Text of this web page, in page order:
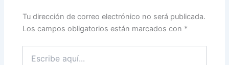
Tu dirección de correo electrónico no será publicada.
Los campos obligatorios están marcados con *
aquí...